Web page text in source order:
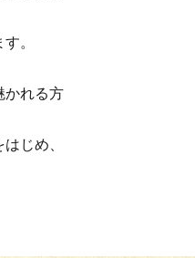
。
かれる方
じめ、